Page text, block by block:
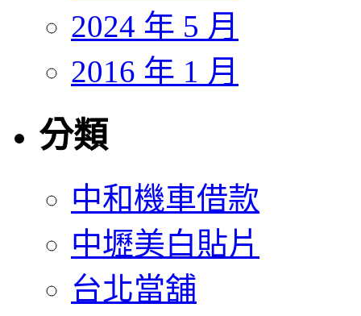
2024 年 5 月
2016 年 1 月
分類
中和機車借款
中壢美白貼片
台北當舖